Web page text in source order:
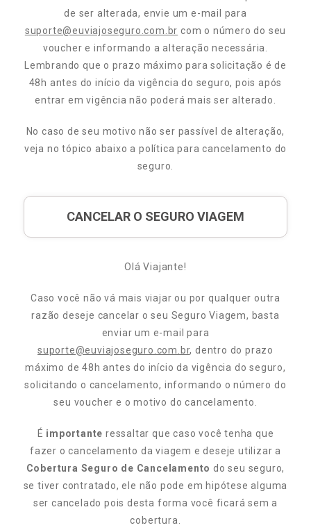
de ser alterada, envie um e-mail para
suporte@euviajoseguro.com.br com o número do seu
voucher e informando a alteração necessária.
Lembrando que o prazo máximo para solicitação é de
48h antes do início da vigência do seguro, pois após
entrar em vigência não poderá mais ser alterado.
No caso de seu motivo não ser passível de alteração,
veja no tópico abaixo a política para cancelamento do
seguro.
CANCELAR O SEGURO VIAGEM
Olá Viajante!
Caso você não vá mais viajar ou por qualquer outra
razão deseje cancelar o seu Seguro Viagem, basta
enviar um e-mail para
suporte@euviajoseguro.com.br, dentro do prazo
máximo de 48h antes do início da vigência do seguro,
solicitando o cancelamento, informando o número do
seu voucher e o motivo do cancelamento.
É importante ressaltar que caso você tenha que
fazer o cancelamento da viagem e deseje utilizar a
Cobertura Seguro de Cancelamento do seu seguro,
se tiver contratado, ele não pode em hipótese alguma
ser cancelado pois desta forma você ficará sem a
cobertura.